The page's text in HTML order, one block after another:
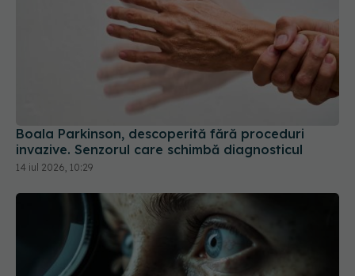
Boala Parkinson, descoperită fără proceduri
invazive. Senzorul care schimbă diagnosticul
14 iul 2026, 10:29